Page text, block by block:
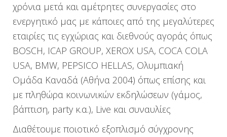
χρόνια μετά και αμέτρητες συνεργασίες στο
ενεργητικό μας με κάποιες από της μεγαλύτερες
εταιρίες τις εγχώριας και διεθνούς αγοράς όπως
BOSCH, ICAP GROUP, XEROX USA, COCA COLA
USA, BMW, PEPSICO HELLAS, Ολυμπιακή
Ομάδα Καναδά (Αθήνα 2004) όπως επίσης και
με πληθώρα κοινωνικών εκδηλώσεων (γάμος,
βάπτιση, party κ.α.), Live και συναυλίες
Διαθέτουμε ποιοτικό εξοπλισμό σύγχρονης